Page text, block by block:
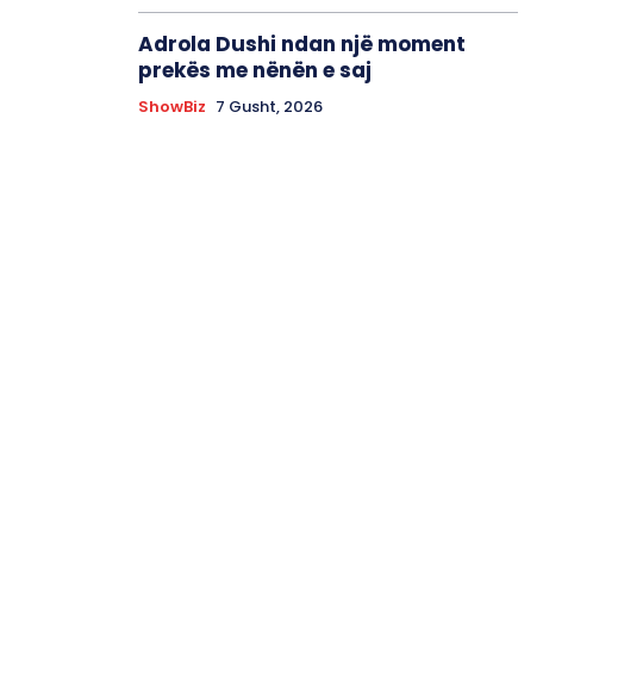
Adrola Dushi ndan një moment
prekës me nënën e saj
ShowBiz 7 Gusht, 2026